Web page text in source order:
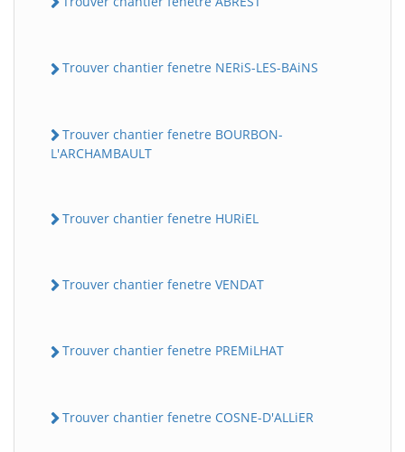
Trouver chantier fenetre NERiS-LES-BAiNS
Trouver chantier fenetre BOURBON-
L'ARCHAMBAULT
Trouver chantier fenetre HURiEL
Trouver chantier fenetre VENDAT
Trouver chantier fenetre PREMiLHAT
Trouver chantier fenetre COSNE-D'ALLiER